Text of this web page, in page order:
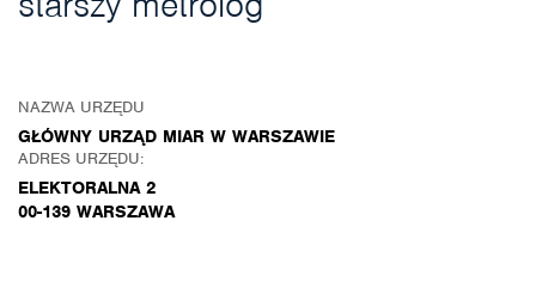
NAZWA URZĘDU
GŁÓWNY URZĄD MIAR W WARSZAWIE
ADRES URZĘDU:
ELEKTORALNA 2
00-139 WARSZAWA